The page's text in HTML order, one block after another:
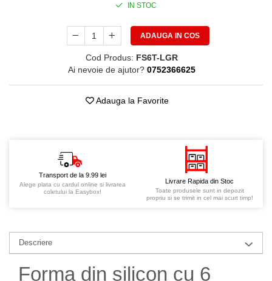
IN STOC
ADAUGA IN COS
Cod Produs: FS6T-LGR
Ai nevoie de ajutor? 0752366625
Adauga la Favorite
Transport de la 9.99 lei
Alege plata cu cardul online si livrarea
coletului la Easybox!
Livrare Rapida din Stoc
Toate produsele sunt in depozit
propriu si se trimit in cel mai scurt timp!
Descriere
Forma din silicon cu 6